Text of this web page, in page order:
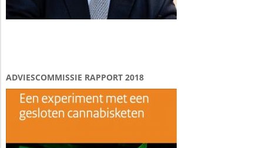
ADVIESCOMMISSIE RAPPORT 2018